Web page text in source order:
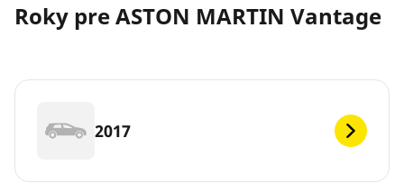
Roky pre ASTON MARTIN Vantage
2017